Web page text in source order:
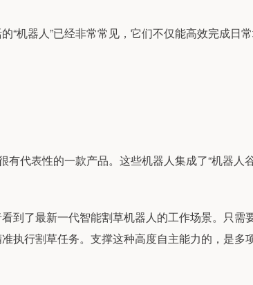
“机器人”已经非常常见，它们不仅能高效完成日
有代表性的一款产品。这些机器人集成了“机器人
到了最新一代智能割草机器人的工作场景。只需
执行割草任务。支撑这种高度自主能力的，是多